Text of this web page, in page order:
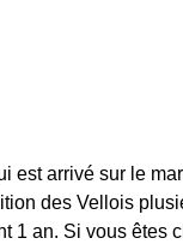
est arrivé sur le
des Vellois
1 an. Si vous êtes